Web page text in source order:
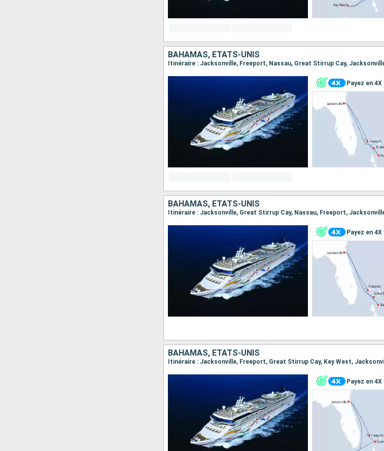
BAHAMAS, ÉTATS-UNIS
Itinéraire : Jacksonville, Freeport, Nassau, Great Stirrup Cay,
Payez en 4X
BAHAMAS, ÉTATS-UNIS
Itinéraire : Jacksonville, Great Stirrup Cay, Nassau, Freeport,
Payez en 4X
BAHAMAS, ÉTATS-UNIS
Itinéraire : Jacksonville, Freeport, Great Stirrup Cay, Key West,
Payez en 4X